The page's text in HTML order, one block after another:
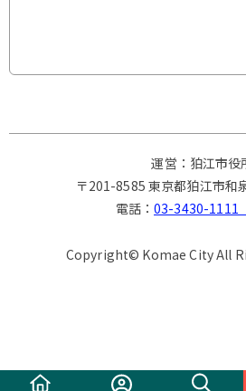
運営：狛江市役
〒201-8585 東京都狛江市和
電話：03-3430-1111
Copyright© Komae City All